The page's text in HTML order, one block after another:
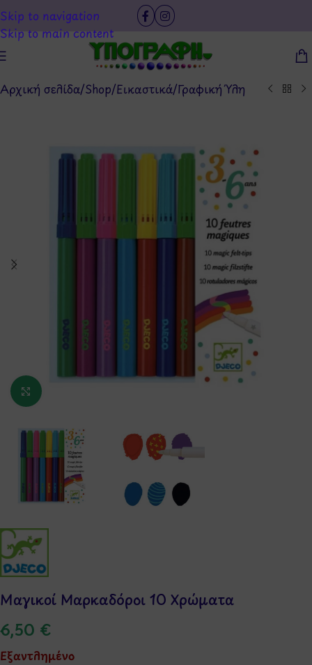
Skip to navigation
Skip to main content
Αρχική σελίδα/Shop/Εικαστικά/Γραφική Ύλη
Κάντε κλικ για μεγέθυνση
Μαγικοί Μαρκαδόροι 10 Χρώματα
6,50 €
Εξαντλημένο